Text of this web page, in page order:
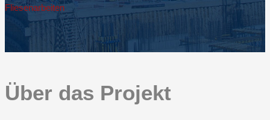
Fliesenarbeiten
Über das Projekt